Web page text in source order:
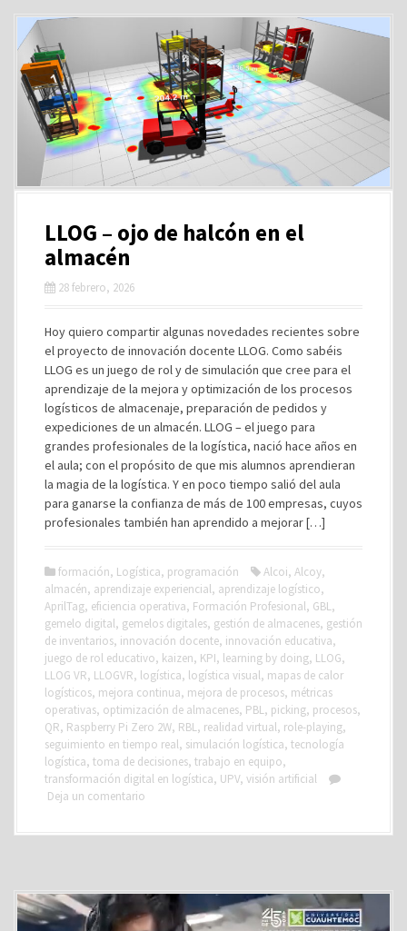
LLOG – ojo de halcón en el
almacén
28 febrero, 2026
Hoy quiero compartir algunas novedades recientes sobre
el proyecto de innovación docente LLOG. Como sabéis
LLOG es un juego de rol y de simulación que cree para el
aprendizaje de la mejora y optimización de los procesos
logísticos de almacenaje, preparación de pedidos y
expediciones de un almacén. LLOG – el juego para
grandes profesionales de la logística, nació hace años en
el aula; con el propósito de que mis alumnos aprendieran
la magia de la logística. Y en poco tiempo salió del aula
para ganarse la confianza de más de 100 empresas, cuyos
profesionales también han aprendido a mejorar […]
formación, Logística, programación Alcoi, Alcoy,
almacén, aprendizaje experiencial, aprendizaje logístico,
AprilTag, eficiencia operativa, Formación Profesional, GBL,
gemelo digital, gemelos digitales, gestión de almacenes, gestión
de inventarios, innovación docente, innovación educativa,
juego de rol educativo, kaizen, KPI, learning by doing, LLOG,
LLOG VR, LLOGVR, logística, logística visual, mapas de calor
logísticos, mejora continua, mejora de procesos, métricas
operativas, optimización de almacenes, PBL, picking, procesos,
QR, Raspberry Pi Zero 2W, RBL, realidad virtual, role-playing,
seguimiento en tiempo real, simulación logística, tecnología
logística, toma de decisiones, trabajo en equipo,
transformación digital en logística, UPV, visión artificial
Deja un comentario